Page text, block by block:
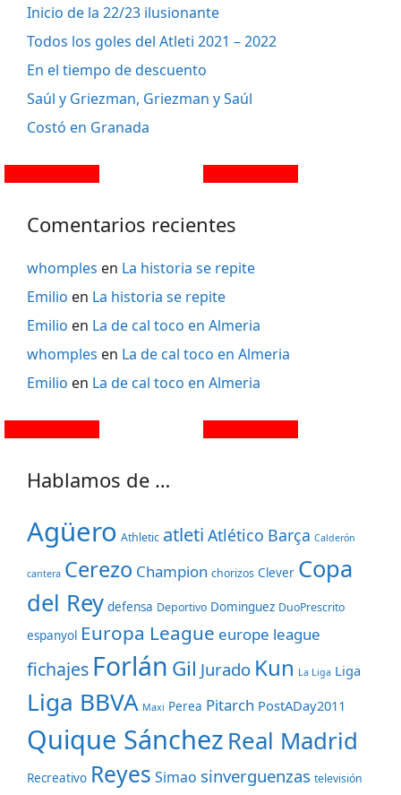
Inicio de la 22/23 ilusionante
Todos los goles del Atleti 2021 – 2022
En el tiempo de descuento
Saúl y Griezman, Griezman y Saúl
Costó en Granada
Comentarios recientes
whomples en La historia se repite
Emilio en La historia se repite
Emilio en La de cal toco en Almeria
whomples en La de cal toco en Almeria
Emilio en La de cal toco en Almeria
Hablamos de …
Agüero Athletic atleti Atlético Barça Calderón
cantera Cerezo Champion chorizos Clever Copa
del Rey defensa Deportivo Dominguez DuoPrescrito
espanyol Europa League europe league
fichajes Forlán Gil Jurado Kun La Liga Liga
Liga BBVA Maxi Perea Pitarch PostADay2011
Quique SánchezReal Madrid
Recreativo Reyes Simao sinverguenzas televisión